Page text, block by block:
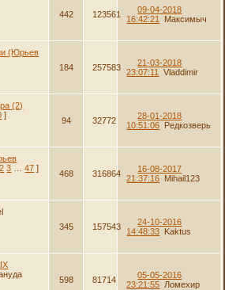
442 123561
09-04-2018
16:42:21
Максимыч
(Юрьев
184 257583
21-03-2018
23:07:11
Vladdimir
(2)
]
94 32772
28-01-2018
10:51:06 Редкозверь
2 3 47 ]
468 316864
16-08-2017
21:37:16 Mihail123
345 157543
24-10-2016
14:48:33 Kaktus
598 81714
05-05-2016
23:21:55 Ломехир